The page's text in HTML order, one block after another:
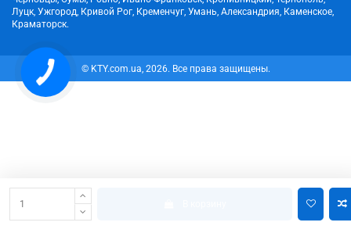
Луцк, Ужгород, Кривой Рог, Кременчуг, Умань, Александрия, Каменское,
Краматорск.
© KTY.com.ua, 2026. Все права защищены.